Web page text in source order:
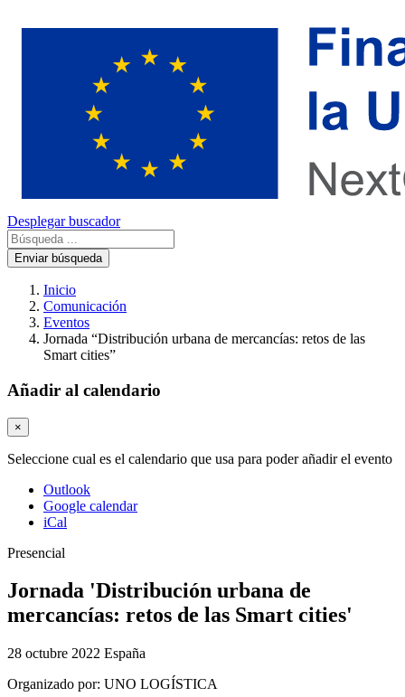
Desplegar buscador
Enviar búsqueda
Inicio
Comunicación
Eventos
Jornada “Distribución urbana de mercancías: retos de las
Smart cities”​
Añadir al calendario
×
Seleccione cual es el calendario que usa para poder añadir el evento
Outlook
Google calendar
iCal
Presencial
Jornada 'Distribución urbana de
mercancías: retos de las Smart cities'
28 octubre 2022 España
Organizado por: UNO LOGÍSTICA